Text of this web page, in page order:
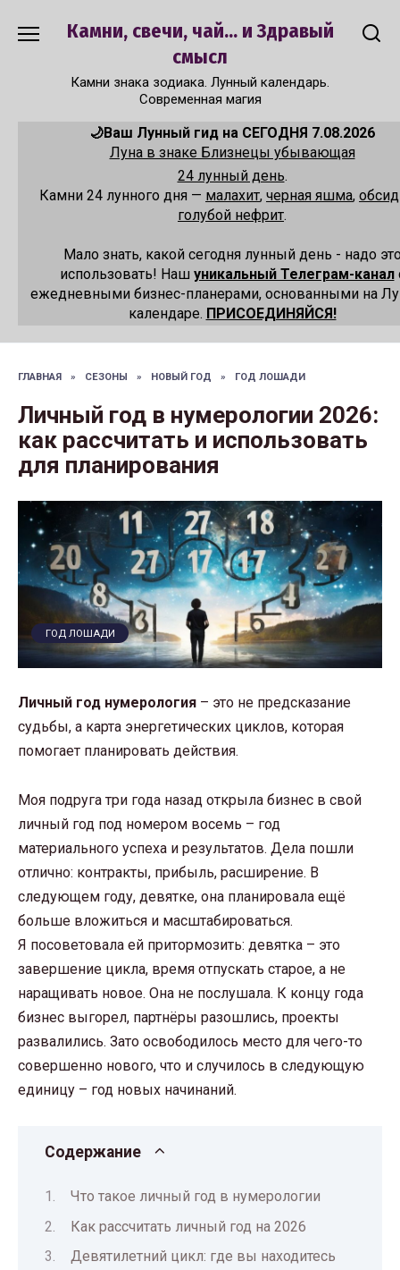
Камни, свечи, чай... и Здравый
смысл
Камни знака зодиака. Лунный календарь.
Современная магия
🌙Ваш Лунный гид на СЕГОДНЯ 7.08.2026
Луна в знаке Близнецы убывающая
24 лунный день.
Камни 24 лунного дня — малахит, черная яшма,
голубой нефрит.
Мало знать, какой сегодня лунный день - надо
использовать! Наш уникальный Телеграм-канал
ежедневными бизнес-планерами, основанными на
календаре. ПРИСОЕДИНЯЙСЯ!
ГЛАВНАЯ » СЕЗОНЫ » НОВЫЙ ГОД » ГОД ЛОШАДИ
Личный год в нумерологии 2026:
как рассчитать и использовать
для планирования
ГОД ЛОШАДИ
Личный год нумерология – это не предсказание
судьбы, а карта энергетических циклов, которая
помогает планировать действия.
Моя подруга три года назад открыла бизнес в свой
личный год под номером восемь – год
материального успеха и результатов. Дела пошли
отлично: контракты, прибыль, расширение. В
следующем году, девятке, она планировала ещё
больше вложиться и масштабироваться.
Я посоветовала ей притормозить: девятка – это
завершение цикла, время отпускать старое, а не
наращивать новое. Она не послушала. К концу года
бизнес выгорел, партнёры разошлись, проекты
развалились. Зато освободилось место для чего-то
совершенно нового, что и случилось в следующую
единицу – год новых начинаний.
Содержание
Что такое личный год в нумерологии
Как рассчитать личный год на 2026
Девятилетний цикл: где вы находитесь